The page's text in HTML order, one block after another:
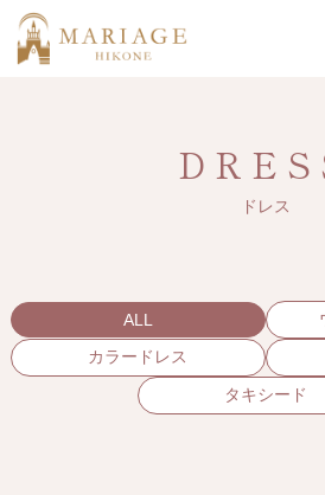
ドレス
ALL
カラードレス
タキシード